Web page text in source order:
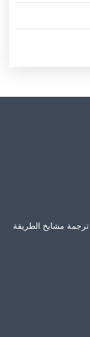
ترجمة مشايخ الطريقة